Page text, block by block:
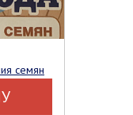
семян